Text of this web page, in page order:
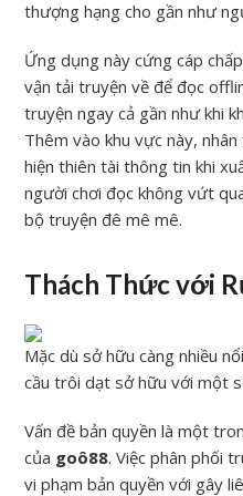
thượng hạng cho gần như
Ứng dụng này cứng cáp
vận tải truyện về để đọc
truyện ngay cả gần như khi
Thêm vào khu vực này,
hiện thiên tài thông tin khi
người chơi đọc không vứt
bộ truyện đê mê mê.
Thách Thức với
Mặc dù sở hữu càng nhiều
cầu trôi dạt sở hữu với một
Vấn đề bản quyền là một
của goô88. Việc phân phối
vi phạm bản quyền với gây